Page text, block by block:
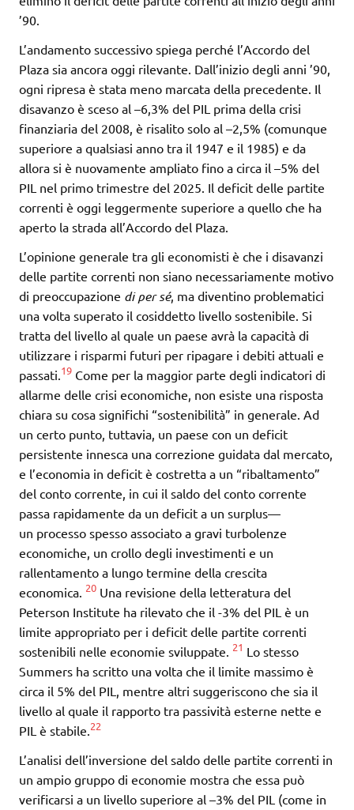
’90.
L’andamento successivo spiega perché l’Accordo del
Plaza sia ancora oggi rilevante. Dall’inizio degli anni ’90,
ogni ripresa è stata meno marcata della precedente. Il
disavanzo è sceso al –6,3% del PIL prima della crisi
finanziaria del 2008, è risalito solo al –2,5% (comunque
superiore a qualsiasi anno tra il 1947 e il 1985) e da
allora si è nuovamente ampliato fino a circa il –5% del
PIL nel primo trimestre del 2025. Il deficit delle partite
correnti è oggi leggermente superiore a quello che ha
aperto la strada all’Accordo del Plaza.
L’opinione generale tra gli economisti è che i disavanzi
delle partite correnti non siano necessariamente motivo
di preoccupazione di per sé, ma diventino problematici
una volta superato il cosiddetto livello sostenibile. Si
tratta del livello al quale un paese avrà la capacità di
utilizzare i risparmi futuri per ripagare i debiti attuali e
passati.19 Come per la maggior parte degli indicatori di
allarme delle crisi economiche, non esiste una risposta
chiara su cosa significhi “sostenibilità” in generale. Ad
un certo punto, tuttavia, un paese con un deficit
persistente innesca una correzione guidata dal mercato,
e l’economia in deficit è costretta a un “ribaltamento”
del conto corrente, in cui il saldo del conto corrente
passa rapidamente da un deficit a un surplus—
un processo spesso associato a gravi turbolenze
economiche, un crollo degli investimenti e un
rallentamento a lungo termine della crescita
economica. 20 Una revisione della letteratura del
Peterson Institute ha rilevato che il -3% del PIL è un
limite appropriato per i deficit delle partite correnti
sostenibili nelle economie sviluppate. 21 Lo stesso
Summers ha scritto una volta che il limite massimo è
circa il 5% del PIL, mentre altri suggeriscono che sia il
livello al quale il rapporto tra passività esterne nette e
PIL è stabile.22
L’analisi dell’inversione del saldo delle partite correnti in
un ampio gruppo di economie mostra che essa può
verificarsi a un livello superiore al –3% del PIL (come in